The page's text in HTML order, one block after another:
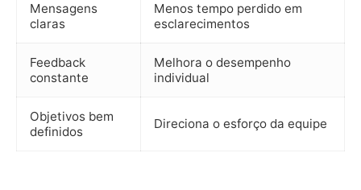
Mensagens
claras
Menos tempo perdido em
esclarecimentos
Feedback
constante
Melhora o desempenho
individual
Objetivos bem
definidos
Direciona o esforço da equipe